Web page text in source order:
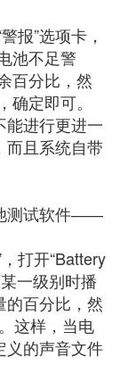
报”选项卡，
池不足警
百分比，然
确定即可。
能进行更进一
而且系统自带
测试软件――
打开“Battery
一级别时播
的百分比，然
这样，当电
义的声音文件